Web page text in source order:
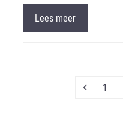
Lees meer
Previous
Page
1